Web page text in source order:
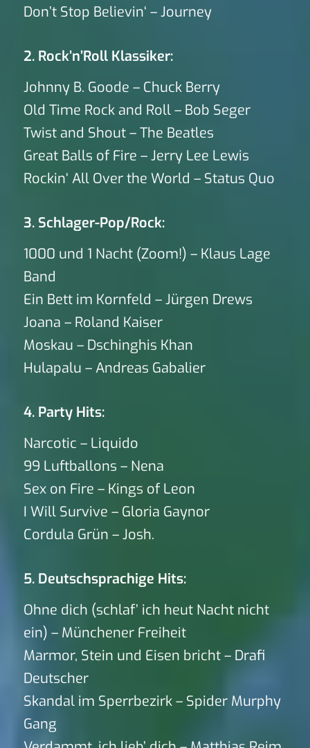
Don’t Stop Believin‘ – Journey
2. Rock’n’Roll Klassiker:
Johnny B. Goode – Chuck Berry
Old Time Rock and Roll – Bob Seger
Twist and Shout – The Beatles
Great Balls of Fire – Jerry Lee Lewis
Rockin‘ All Over the World – Status Quo
3. Schlager-Pop/Rock:
1000 und 1 Nacht (Zoom!) – Klaus Lage
Band
Ein Bett im Kornfeld – Jürgen Drews
Joana – Roland Kaiser
Moskau – Dschinghis Khan
Hulapalu – Andreas Gabalier
4. Party Hits:
Narcotic – Liquido
99 Luftballons – Nena
Sex on Fire – Kings of Leon
I Will Survive – Gloria Gaynor
Cordula Grün – Josh.
5. Deutschsprachige Hits:
Ohne dich (schlaf’ ich heut Nacht nicht
ein) – Münchener Freiheit
Marmor, Stein und Eisen bricht – Drafi
Deutscher
Skandal im Sperrbezirk – Spider Murphy
Gang